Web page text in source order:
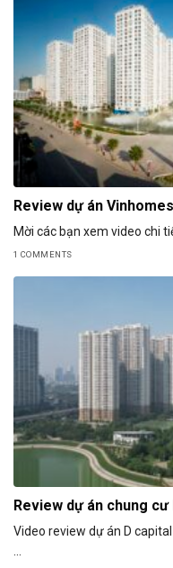
Review dự án
Mời các bạn xem video chi
1 COMMENTS
Review dự án chung cư
Video review dự án D
...